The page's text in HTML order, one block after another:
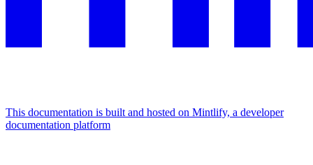
This documentation is built and hosted on Mintlify, a developer
documentation platform